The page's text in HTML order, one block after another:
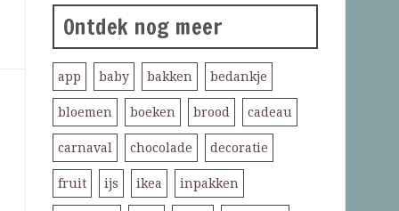
Ontdek nog meer
app baby bakken bedankje
bloemen boeken brood cadeau
carnaval chocolade decoratie
fruit ijs ikea inpakken